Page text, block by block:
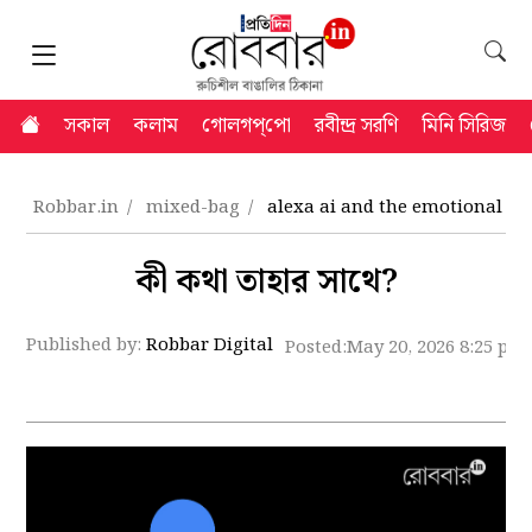
সকাল কলাম গোলগপ্‌পো রবীন্দ্র সরণি মিনি সিরিজ
Robbar.in mixed-bag alexa ai and the emotional
কী কথা তাহার সাথে?
Published by:Robbar Digital Posted:May 20, 2026 8:25 pm